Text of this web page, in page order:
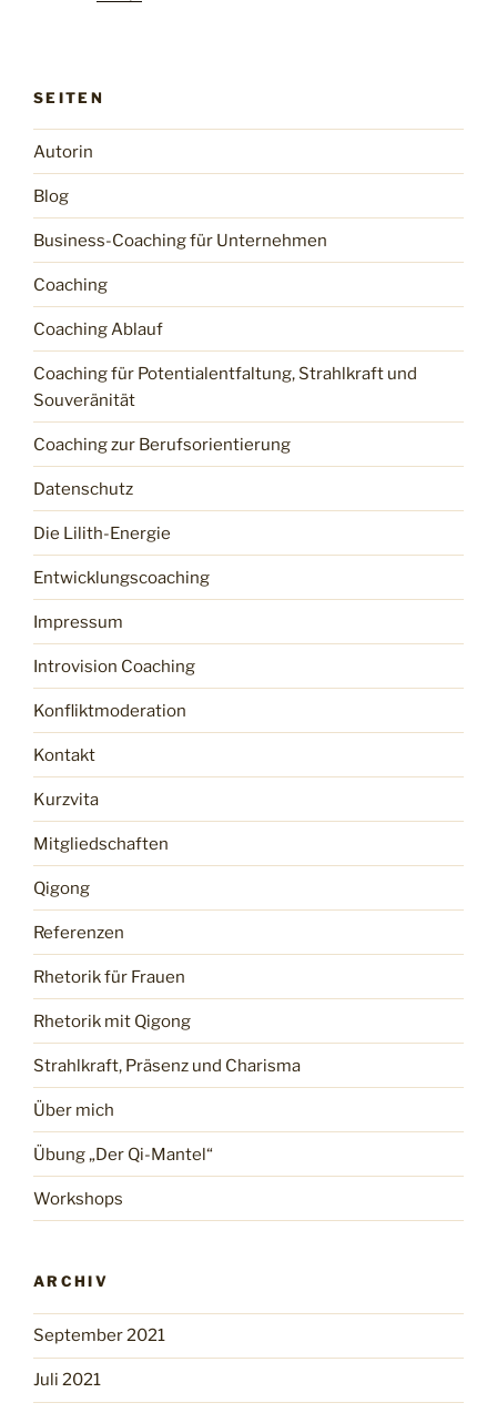
SEITEN
Autorin
Blog
Business-Coaching für Unternehmen
Coaching
Coaching Ablauf
Coaching für Potentialentfaltung, Strahlkraft und
Souveränität
Coaching zur Berufsorientierung
Datenschutz
Die Lilith-Energie
Entwicklungscoaching
Impressum
Introvision Coaching
Konfliktmoderation
Kontakt
Kurzvita
Mitgliedschaften
Qigong
Referenzen
Rhetorik für Frauen
Rhetorik mit Qigong
Strahlkraft, Präsenz und Charisma
Über mich
Übung „Der Qi-Mantel“
Workshops
ARCHIV
September 2021
Juli 2021